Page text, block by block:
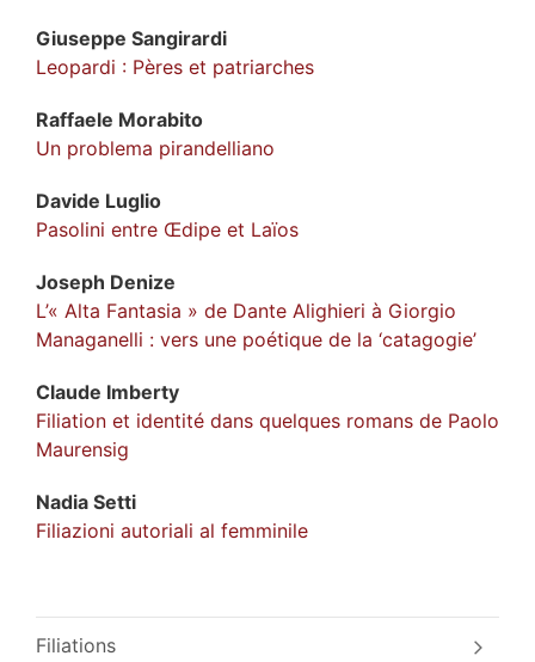
Giuseppe Sangirardi
Leopardi : Pères et patriarches
Raffaele Morabito
Un problema pirandelliano
Davide Luglio
Pasolini entre Œdipe et Laïos
Joseph Denize
L’« Alta Fantasia » de Dante Alighieri à Giorgio
Managanelli : vers une poétique de la ‘catagogie’
Claude Imberty
Filiation et identité dans quelques romans de Paolo
Maurensig
Nadia Setti
Filiazioni autoriali al femminile
Filiations